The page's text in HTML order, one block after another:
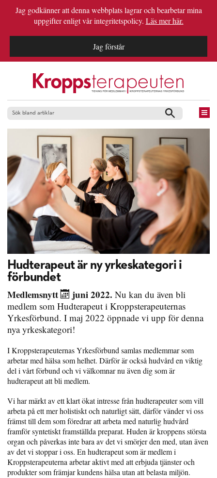
Jag godkänner att denna webbplats lagrar och bearbetar mina
uppgifter enligt vår integritetspolicy. Läs mer här.
Jag förstår
Hudterapeut är ny yrkeskategori i
förbundet
Medlemsnytt
juni 2022. Nu kan du även bli
medlem som Hudterapeut i Kroppsterapeuternas
Yrkesförbund. I maj 2022 öppnade vi upp för denna
nya yrkeskategori!
I Kroppsterapeuternas Yrkesförbund samlas medlemmar som
arbetar med hälsa som helhet. Därför är också hudvård en viktig
del i vårt förbund och vi välkomnar nu även dig som är
hudterapeut att bli medlem.
Vi har märkt av ett klart ökat intresse från hudterapeuter som vill
arbeta på ett mer holistiskt och naturligt sätt, därför vänder vi oss
främst till dem som föredrar att arbeta med naturlig hudvård
framför syntetiskt framställda preparat. Huden är kroppens största
organ och påverkas inte bara av det vi smörjer den med, utan även
av det vi stoppar i oss. En hudterapeut som är medlem i
Kroppsterapeuterna arbetar aktivt med att erbjuda tjänster och
produkter som främjar kundens hälsa utan att belasta miljön.